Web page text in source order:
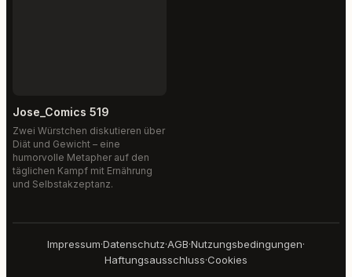
Jose_Comics 519
Zwei Würstchen diskutieren über
Diät und Gewicht – eine
humorvolle Metapher auf den
täglichen Kampf mit Ernährung
und Selbstakzeptanz.
Impressum·Datenschutz·AGB·Nutzungsbedingungen·
Haftungsausschluss·Cookies